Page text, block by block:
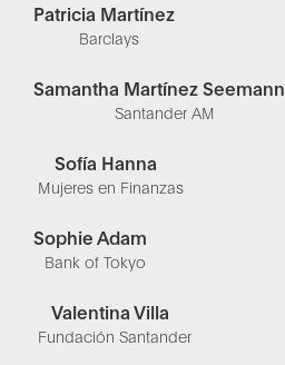
Patricia Martínez
Barclays
Samantha Martínez Seemann
Santander AM
Sofía Hanna
Mujeres en Finanzas
Sophie Adam
Bank of Tokyo
Valentina Villa
Fundación Santander